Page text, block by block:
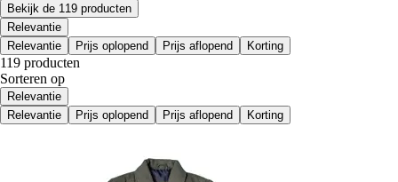
Bekijk de 119 producten
Relevantie
Relevantie
Prijs oplopend Prijs aflopend Korting
119 producten
Sorteren op
Relevantie
Relevantie
Prijs oplopend Prijs aflopend Korting